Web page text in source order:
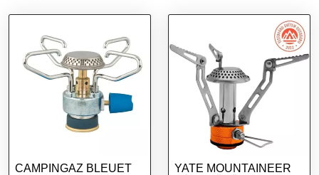
CAMPINGAZ BLEUET
YATE MOUNTAINEER